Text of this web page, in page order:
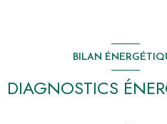
BILAN
DIAGNOSTICS